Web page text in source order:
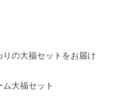
の大福セットをお届け
大福セット